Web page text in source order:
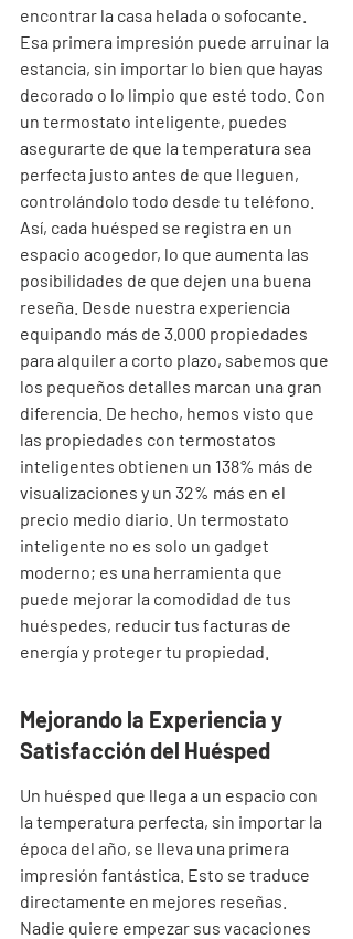
encontrar la casa helada o sofocante.
Esa primera impresión puede arruinar la
estancia, sin importar lo bien que hayas
decorado o lo limpio que esté todo. Con
un termostato inteligente, puedes
asegurarte de que la temperatura sea
perfecta justo antes de que lleguen,
controlándolo todo desde tu teléfono.
Así, cada huésped se registra en un
espacio acogedor, lo que aumenta las
posibilidades de que dejen una buena
reseña. Desde nuestra experiencia
equipando más de 3.000 propiedades
para alquiler a corto plazo, sabemos que
los pequeños detalles marcan una gran
diferencia. De hecho, hemos visto que
las propiedades con termostatos
inteligentes obtienen un 138% más de
visualizaciones y un 32% más en el
precio medio diario. Un termostato
inteligente no es solo un gadget
moderno; es una herramienta que
puede mejorar la comodidad de tus
huéspedes, reducir tus facturas de
energía y proteger tu propiedad.
Mejorando la Experiencia y
Satisfacción del Huésped
Un huésped que llega a un espacio con
la temperatura perfecta, sin importar la
época del año, se lleva una primera
impresión fantástica. Esto se traduce
directamente en mejores reseñas.
Nadie quiere empezar sus vacaciones